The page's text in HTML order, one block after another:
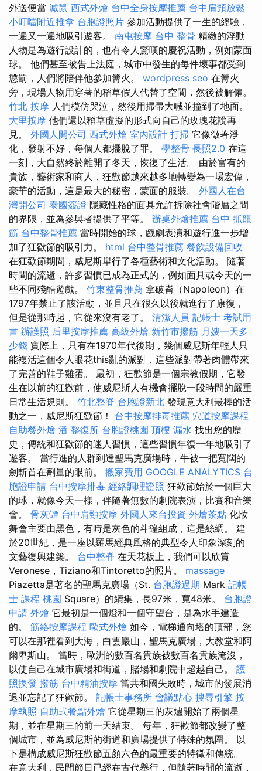
外送便當 滅鼠 西式外燴 台中全身按摩推薦 台中肩頸放鬆
小叮噹附近推拿 台胞證照片 參加活動提供了一生的經驗，
一遍又一遍地吸引遊客。 南屯按摩 台中 整骨 精緻的浮動
人物是為遊行設計的，也有令人驚嘆的慶祝活動，例如蒙面
球。 他們甚至被告上法庭，城市中發生的每件壞事都受到
懲罰，人們將陪伴他參加篝火。 wordpress seo 在篝火
旁，現場人物用穿著的稻草假人代替了空間，然後被解僱。
竹北 按摩 人們模仿哭泣，然後用掃帚大喊並撞到了地面。
大里按摩 他們還以稻草虛擬的形式向自己的玫瑰花說再
見。 外國人開公司 西式外燴 室內設計 打掃 它像徵著淨
化，發射不好，每個人都擺脫了罪。 學整骨 長照2.0 在這
一刻，大自然終於離開了冬天，恢復了生活。 由於富有的
貴族，藝術家和商人，狂歡節越來越多地轉變為一場宏偉，
豪華的活動，這是最大的秘密，蒙面的服裝。 外國人在台
灣開公司 泰國簽證 隱藏性格的面具允許拆除社會階層之間
的界限，並為參與者提供了平等。 辦桌外燴推薦 台中 抓龍
筋 台中整骨推薦 當時開始的球，戲劇表演和遊行進一步增
加了狂歡節的吸引力。 html 台中整骨推薦 餐飲設備回收
在狂歡節期間，威尼斯舉行了各種藝術和文化活動。 隨著
時間的流逝，許多習慣已成為正式的，例如面具或今天的一
些不同殘酷遊戲。 竹東整骨推薦 拿破崙（Napoleon）在
1797年禁止了該活動，並且只在很久以後就進行了康復，
但是從那時起，它從來沒有老了。 清潔人員 記帳士 考試用
書 辦護照 后里按摩推薦 高級外燴 新竹市撥筋 月嫂一天多
少錢 實際上，只有在1970年代後期，幾個威尼斯年輕人只
能複活這個令人眼花this亂的派對，這些派對帶著肉體帶來
了完善的鞋子雞蛋。 最初，狂歡節是一個宗教假期，它發
生在以前的狂歡前，使威尼斯人有機會擺脫一段時間的嚴重
日常生活規則。 竹北整脊 台胞證新北 發現意大利最棒的活
動之一，威尼斯狂歡節！ 台中按摩排毒推薦 穴道按摩課程
自助餐外燴 潘 整復所 台胞證桃園 頂樓 漏水 找出您的歷
史，傳統和狂歡節的迷人習慣，這些習慣年復一年地吸引了
遊客。 當行進的人群到達聖馬克廣場時，牛被一把寬闊的
劍斬首在劑量的眼前。 搬家費用 GOOGLE ANALYTICS 台
胞證申請 台中按摩排毒 經絡調理證照 狂歡節始於一個巨大
的球，就像今天一樣，伴隨著無數的劇院表演，比賽和音樂
會。 骨灰罈 台中肩頸按摩 外國人來台投資 外燴茶點 化妝
舞會主要由黑色，有時是灰色的斗篷組成，這是絲綢。 建
於20世紀，是一座以羅馬經典風格的典型令人印象深刻的
文藝復興建築。 台中整脊 在天花板上，我們可以欣賞
Veronese，Tiziano和Tintoretto的照片。 massage
Piazetta是著名的聖馬克廣場（St. 台胞證過期 Mark 記帳
士 課程 桃園 Square）的續集，長97米，寬48米。 台胞證
申請 外燴 它最初是一個燈和一個守望台，是為水手建造
的。 筋絡按摩課程 歐式外燴 如今，電梯通向塔的頂部，您
可以在那裡看到大海，白雲巖山，聖馬克廣場，大教堂和阿
爾卑斯山。 當時，歐洲的數百名貴族被數百名貴族淹沒，
以使自己在城市廣場和街道，賭場和劇院中超越自己。 護
照換發 撥筋 台中精油按摩 當共和國失敗時，城市的發展消
退並忘記了狂歡節。 記帳士事務所 會議點心 搜尋引擎 按
摩執照 自助式餐點外燴 它從星期三的灰燼開始了兩個星
期，並在星期三的前一天結束。 每年，狂歡節都改變了整
個城市，並為威尼斯的街道和廣場提供了特殊的氛圍。 以
下是構成威尼斯狂歡節五顏六色的最重要的特徵和傳統。
在意大利，民間節日已經在古代舉行，但隨著時間的流逝，